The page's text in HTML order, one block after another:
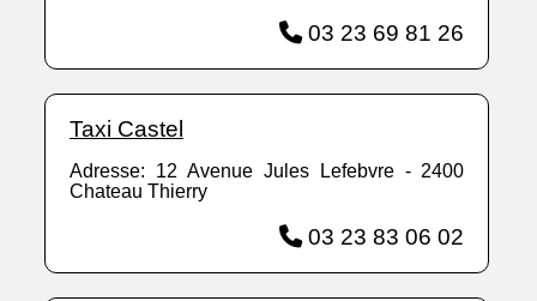
03 23 69 81 26
Taxi Castel
Adresse: 12 Avenue Jules Lefebvre - 2400
Chateau Thierry
03 23 83 06 02